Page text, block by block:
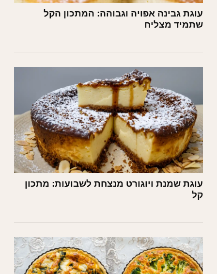
עוגת גבינה אפויה וגבוהה: המתכון הקל
שתמיד מצליח
עוגת שמנת ויוגורט מנצחת לשבועות: מתכון
קל